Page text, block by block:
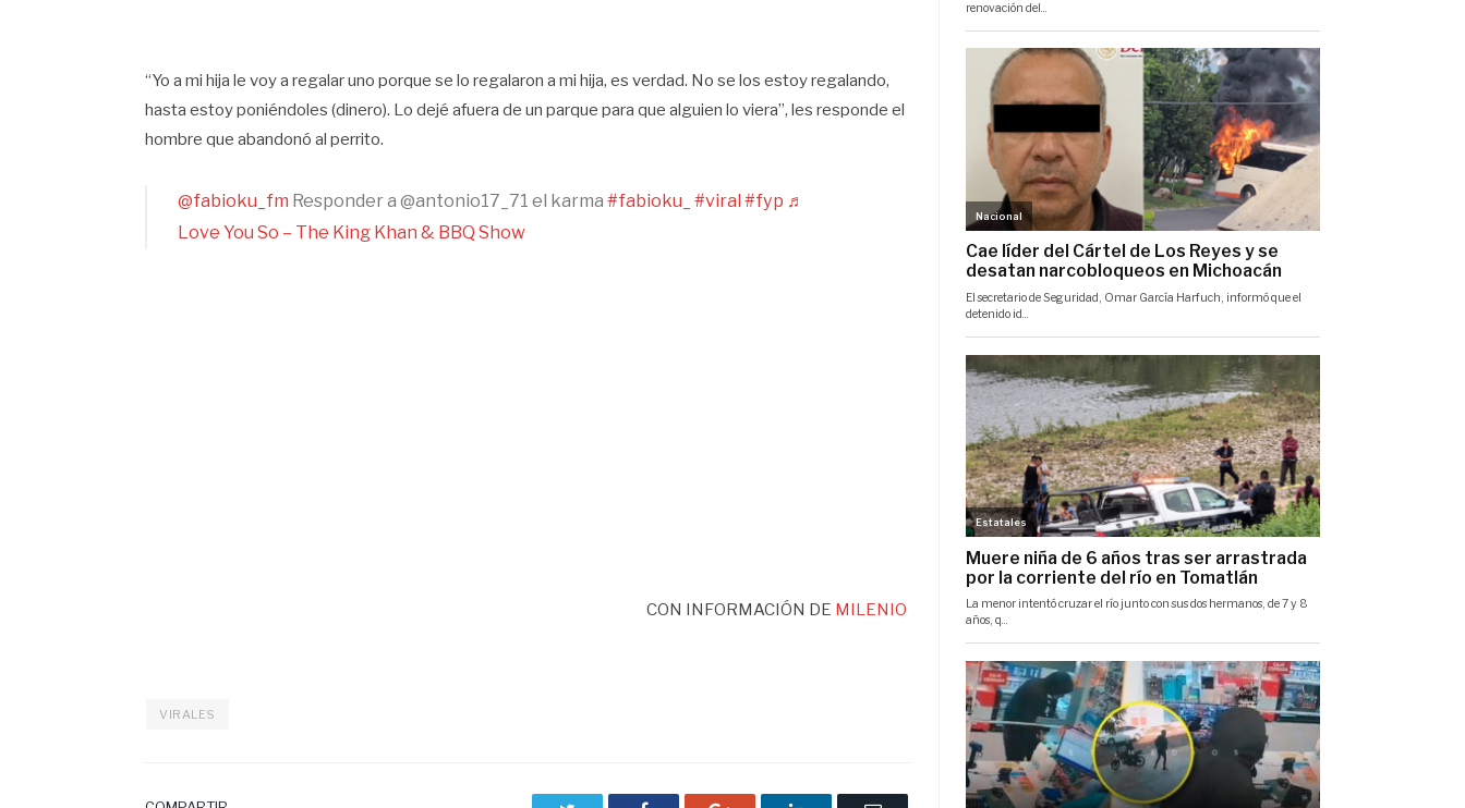
“Yo a mi hija le voy a regalar uno porque se lo regalaron a mi hija, es verdad. No se los estoy regalando,
hasta estoy poniéndoles (dinero). Lo dejé afuera de un parque para que alguien lo viera”, les responde el
hombre que abandonó al perrito.
@fabioku_fm Responder a @antonio17_71 el karma #fabioku_ #viral #fyp ♬
Love You So – The King Khan & BBQ Show
CON INFORMACIÓN DE MILENIO
VIRALES